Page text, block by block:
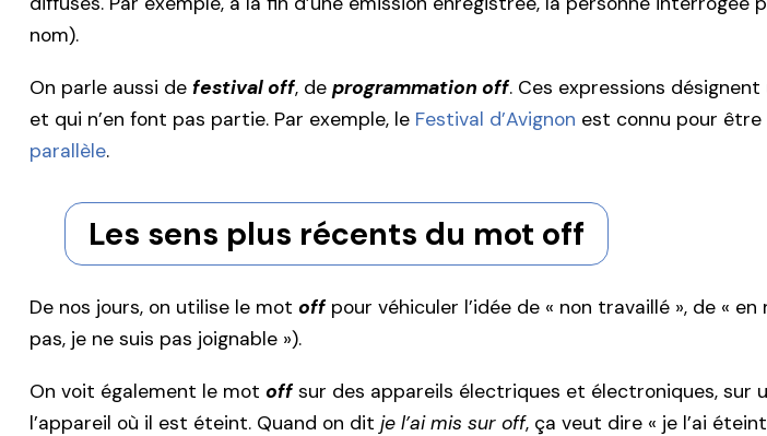
nom).
On parle aussi de festival off, de programmation off. Ces expressions
et qui n’en font pas partie. Par exemple, le Festival d’Avignon est connu pour
parallèle.
Les sens plus récents du mot off
De nos jours, on utilise le mot off pour véhiculer l’idée de « non travaillé », de « en
pas, je ne suis pas joignable »).
On voit également le mot off sur des appareils électriques et électroniques, sur
l’appareil où il est éteint. Quand on dit je l’ai mis sur off, ça veut dire « je l’ai